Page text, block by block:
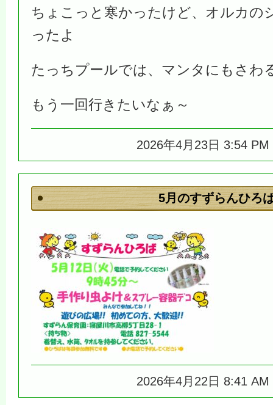
ちょこっと寒かったけど、オルカの
ったよ
たっちプールでは、マンタにもさわ
もう一回行きたいなぁ～
2026年4月23日 3:54
5月のすずらんひろ
2026年4月22日 8:41